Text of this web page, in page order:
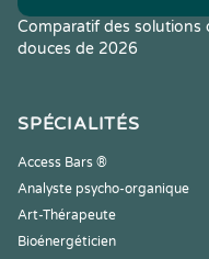
Comparatif des solutions
douces de 2026
SPÉCIALITÉS
Access Bars ®
Analyste psycho-organique
Art-Thérapeute
Bioénergéticien